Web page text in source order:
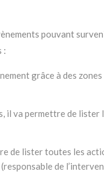
pouvant
:
grâce à des
il va permettre de
de lister toutes les
de